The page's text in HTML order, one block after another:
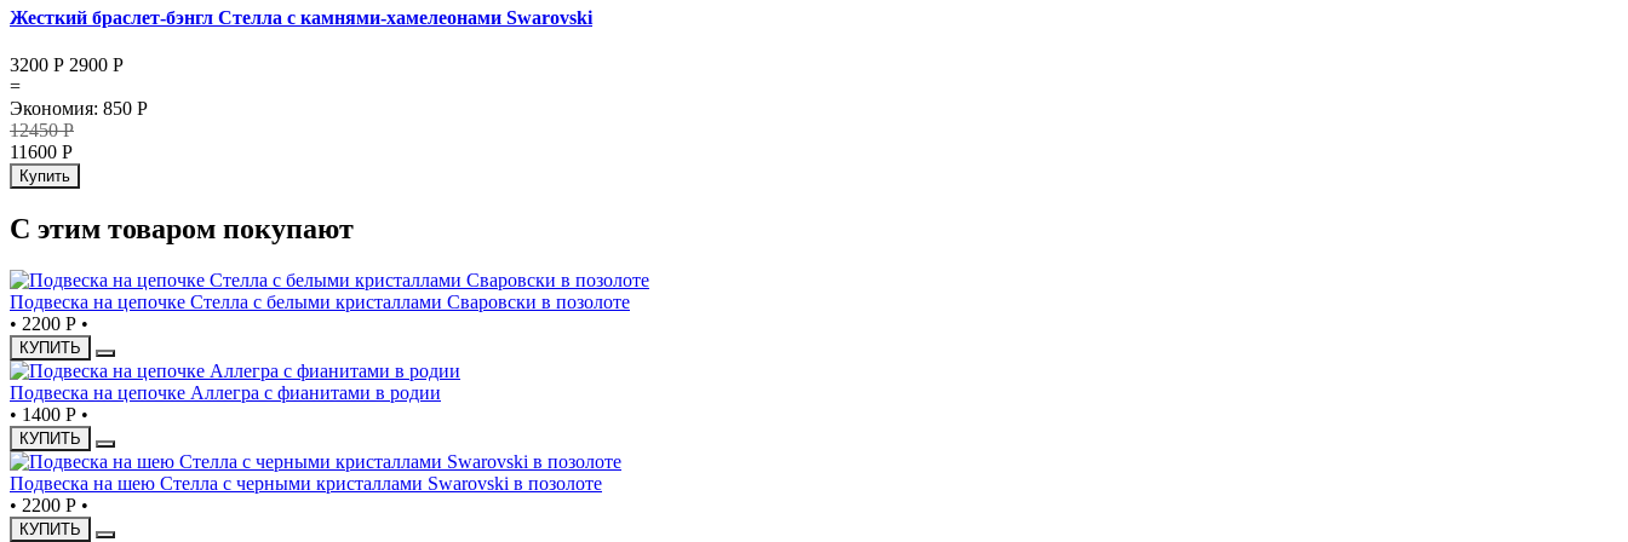
Жесткий браслет-бэнгл Стелла с камнями-хамелеонами Swarovski
3200 Р 2900 Р
=
Экономия: 850 Р
12450Р
11600 Р
Купить
С этим товаром покупают
Подвеска на цепочке Стелла с белыми кристаллами Сваровски в позолоте
• 2200 Р •
КУПИТЬ
Подвеска на цепочке Аллегра с фианитами в родии
• 1400 Р •
КУПИТЬ
Подвеска на шею Стелла с черными кристаллами Swarovski в позолоте
• 2200 Р •
КУПИТЬ